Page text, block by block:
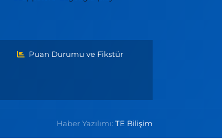
Puan Durumu ve Fikstür
Haber Yazılımı:TE Bilişim